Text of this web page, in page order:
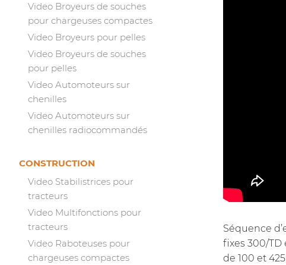
Video Broyeurs de souches
pour chargeuses compactes
Video Broyeurs pour pelles
Video Broyeurs de souches
pour pelles
Video Automoteurs sur
chenilles
Video Automoteurs sur
chenilles radiocommandés
CONSTRUCTION
Video Stabilistrices pour
tracteurs
Video Multifonctions pour
tracteurs
Video Raboteuses pour
chargeuses compactes
Séquence
fixes 300/TD
de 100 et